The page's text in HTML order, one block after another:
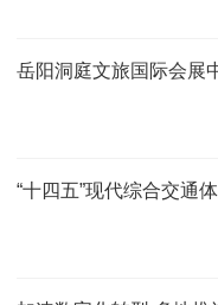
岳阳洞庭文旅国际会展
“十四五”现代综合交通